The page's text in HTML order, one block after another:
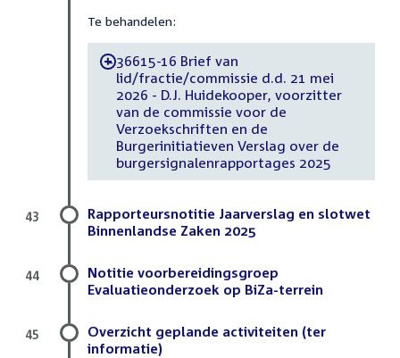
Te behandelen:
-36615-16 Brief van
lid/fractie/commissie d.d. 21 mei
2026 - D.J. Huidekooper, voorzitter
van de commissie voor de
Verzoekschriften en de
Burgerinitiatieven Verslag over de
burgersignalenrapportages 2025
Rapporteursnotitie Jaarverslag en slotwet
Binnenlandse Zaken 2025
43
Notitie voorbereidingsgroep
Evaluatieonderzoek op BiZa-terrein
44
Overzicht geplande activiteiten (ter
informatie)
45